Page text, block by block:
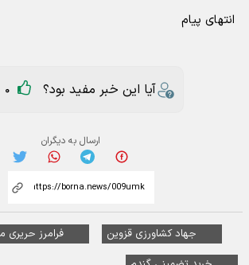
انتهای پیام
آیا این خبر مفید بود؟ 0
ارسال به دیگران
جهاد کشاورزی قزوین
فرامرز حریری